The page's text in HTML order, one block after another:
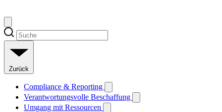
Zurück
Compliance & Reporting
Verantwortungsvolle Beschaffung
Umgang mit Ressourcen